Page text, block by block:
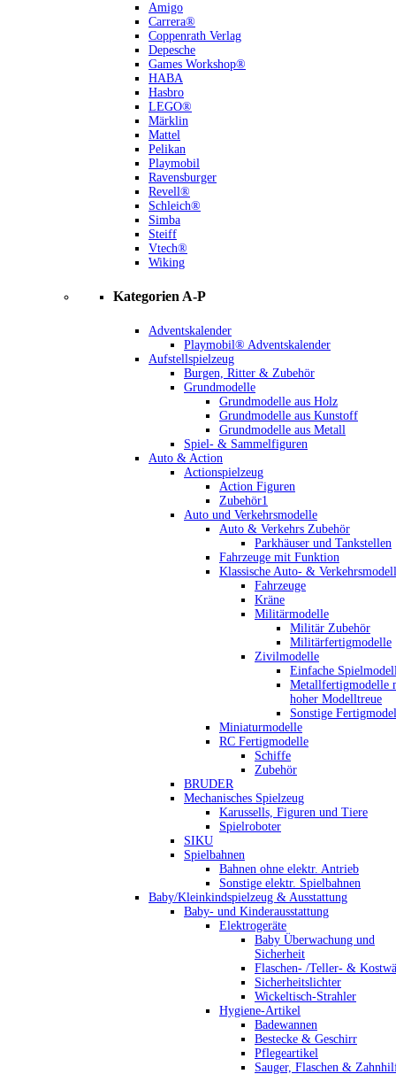
Amigo
Carrera®
Coppenrath Verlag
Depesche
Games Workshop®
HABA
Hasbro
LEGO®
Märklin
Mattel
Pelikan
Playmobil
Ravensburger
Revell®
Schleich®
Simba
Steiff
Vtech®
Wiking
Kategorien A-P
Adventskalender
Playmobil® Adventskalender
Aufstellspielzeug
Burgen, Ritter & Zubehör
Grundmodelle
Grundmodelle aus Holz
Grundmodelle aus Kunstoff
Grundmodelle aus Metall
Spiel- & Sammelfiguren
Auto & Action
Actionspielzeug
Action Figuren
Zubehör1
Auto und Verkehrsmodelle
Auto & Verkehrs Zubehör
Parkhäuser und Tankstellen
Fahrzeuge mit Funktion
Klassische Auto- &
Fahrzeuge
Kräne
Militärmodelle
Militär Zubehör
Militärfertigmodelle
Zivilmodelle
Einfache
Metallfertigmodelle
hoher Modelltreue
Sonstige
Miniaturmodelle
RC Fertigmodelle
Schiffe
Zubehör
BRUDER
Mechanisches Spielzeug
Karussells, Figuren und Tiere
Spielroboter
SIKU
Spielbahnen
Bahnen ohne elektr. Antrieb
Sonstige elektr. Spielbahnen
Baby/Kleinkindspielzeug & Ausstattung
Baby- und Kinderausstattung
Elektrogeräte
Baby Überwachung und
Sicherheit
Flaschen- /Teller- &
Sicherheitslichter
Wickeltisch-Strahler
Hygiene-Artikel
Badewannen
Bestecke & Geschirr
Pflegeartikel
Sauger, Flaschen &